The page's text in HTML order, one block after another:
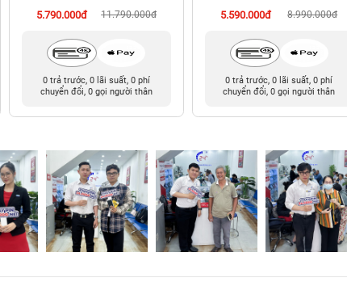
5.790.000đ
11.790.000đ
0 trả trước, 0 lãi suất, 0 phí
chuyển đổi, 0 gọi người thân
5.590.000đ
8.990.000đ
0 trả trước, 0 lãi suất, 0 phí
chuyển đổi, 0 gọi người thân